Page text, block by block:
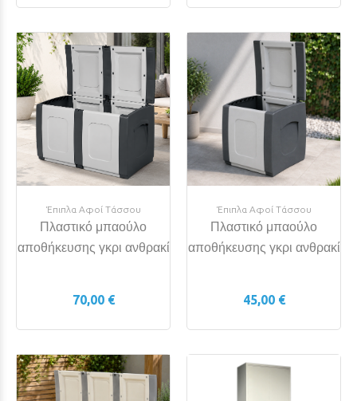
Έπιπλα Αφοί Τάσσου
Πλαστικό μπαούλο
αποθήκευσης γκρι ανθρακί
70,00 €
Έπιπλα Αφοί Τάσσου
Πλαστικό μπαούλο
αποθήκευσης γκρι ανθρακί
45,00 €